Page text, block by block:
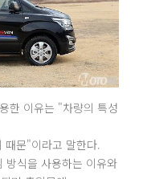
한 이유는 "차량의 특성
때문"이라고 말한다.
방식을 사용하는 이유와